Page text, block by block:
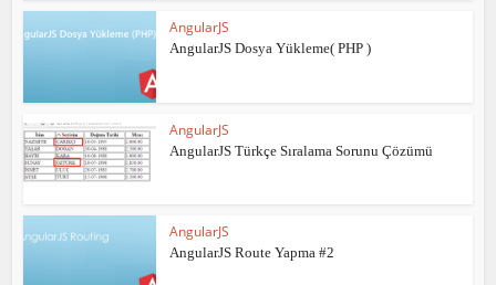
AngularJS
AngularJS Dosya Yükleme( PHP )
AngularJS
AngularJS Türkçe Sıralama Sorunu Çözümü
AngularJS
AngularJS Route Yapma #2